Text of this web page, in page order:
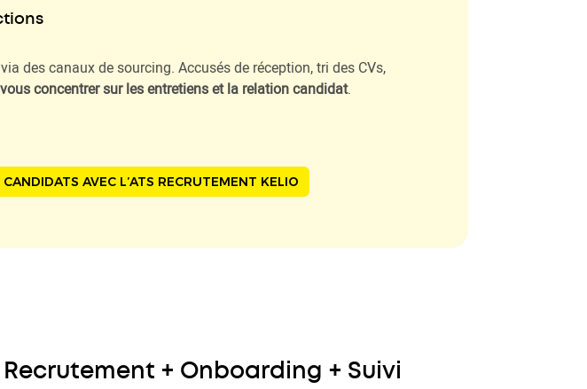
des canaux de sourcing. Accusés de réception, tri des CVs,
vous concentrer sur les entretiens et la relation candidat.
AVEC L’ATS RECRUTEMENT KELIO
Recrutement + Onboarding + Suivi